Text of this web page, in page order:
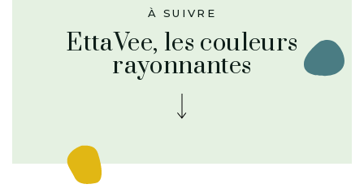
À SUIVRE
EttaVee, les couleurs
rayonnantes